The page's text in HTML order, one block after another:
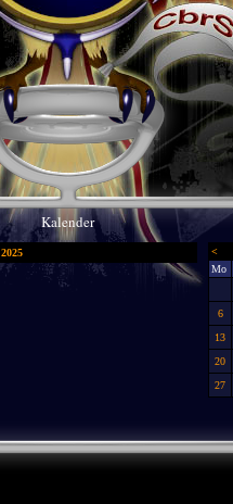
Kalender
<
Mo
6
13
20
27